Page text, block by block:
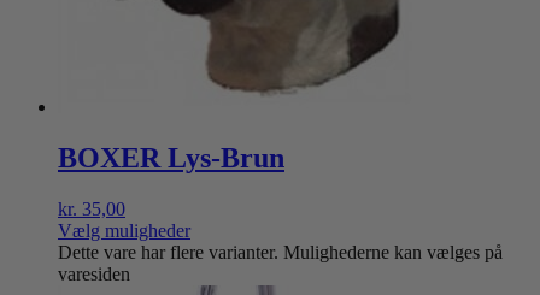
BOXER Lys-Brun
kr. 35,00
Vælg muligheder
Dette vare har flere varianter. Mulighederne kan vælges på
varesiden